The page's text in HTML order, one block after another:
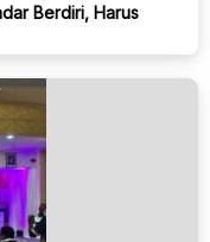
Berdiri, Harus